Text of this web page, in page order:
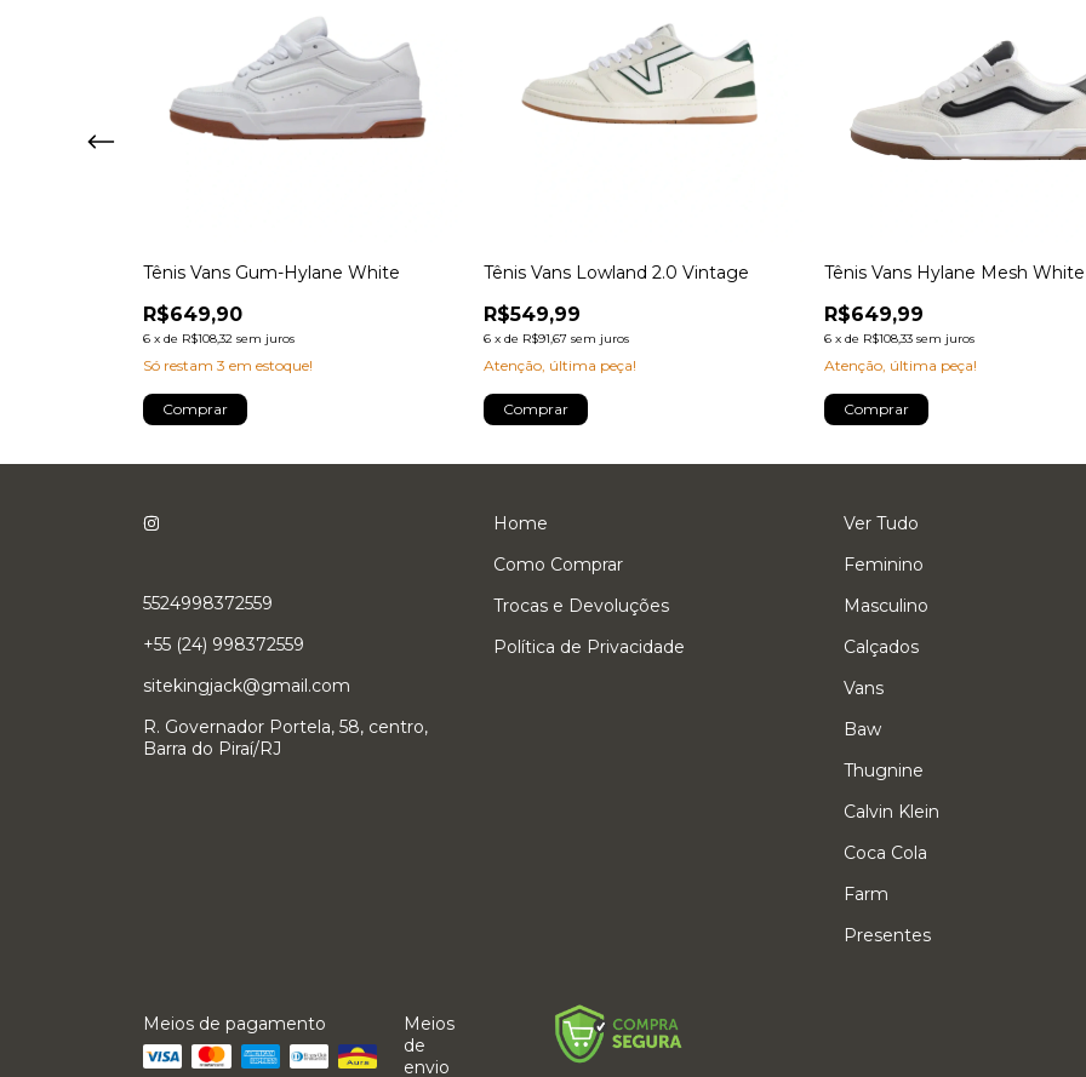
Tênis Vans Gum-Hylane White
R$649,90
6 x de R$108,32 sem juros
Só restam 3 em estoque!
Comprar
Tênis Vans Lowland 2.0 Vintage
R$549,99
6 x de R$91,67 sem juros
Atenção, última peça!
Comprar
Tênis Vans Hylane Mesh White
R$649,99
6 x de R$108,33 sem juros
Atenção, última peça!
Comprar
5524998372559
+55 (24) 998372559
sitekingjack@gmail.com
R. Governador Portela, 58, centro,
Barra do Piraí/RJ
Home
Como Comprar
Trocas e Devoluções
Política de Privacidade
Ver Tudo
Feminino
Masculino
Calçados
Vans
Baw
Thugnine
Calvin Klein
Coca Cola
Farm
Presentes
Meios de pagamento
Meios
de
envio